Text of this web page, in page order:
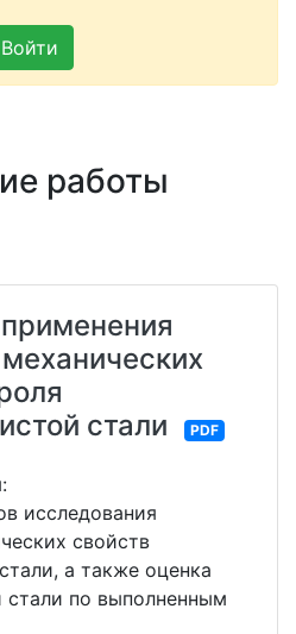
Войти
работы
стали
PDF
исследования
свойств
а также оценка
стали по выполненным